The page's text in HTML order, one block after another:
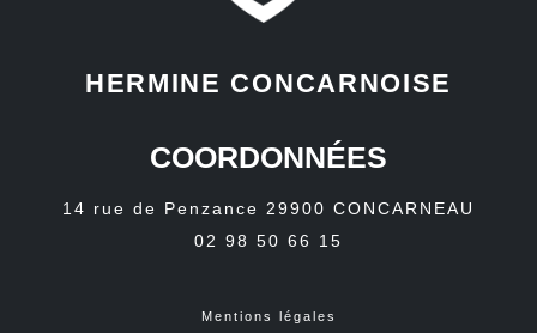
HERMINE CONCARNOISE
COORDONNÉES
14 rue de Penzance 29900 CONCARNEAU
02 98 50 66 15
Mentions légales